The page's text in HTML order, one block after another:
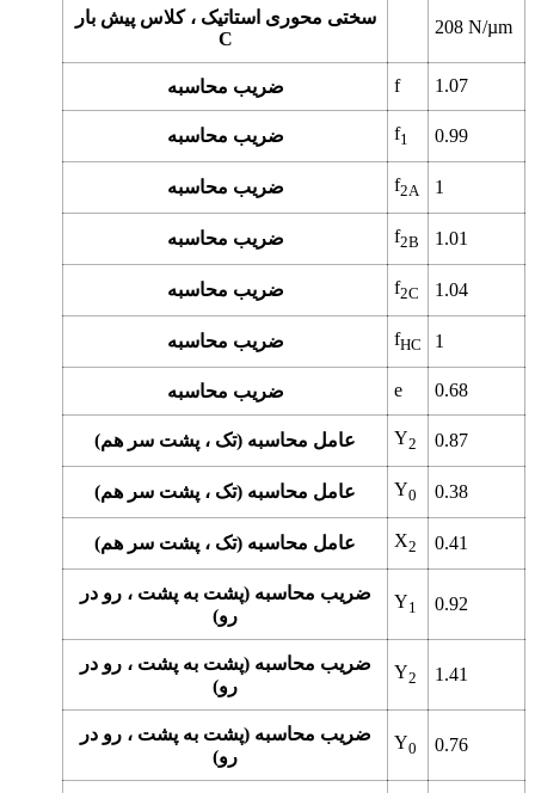
سختی محوری استاتیک ، کلاس پیش بار
C
208 N/µm
ضریب محاسبه f 1.07
ضریب محاسبه f1 0.99
ضریب محاسبه f2A 1
ضریب محاسبه f2B 1.01
ضریب محاسبه f2C 1.04
ضریب محاسبه fHC 1
ضریب محاسبه e 0.68
عامل محاسبه (تک ، پشت سر هم) Y2 0.87
عامل محاسبه (تک ، پشت سر هم) Y0 0.38
عامل محاسبه (تک ، پشت سر هم) X2 0.41
ضریب محاسبه (پشت به پشت ، رو در
رو)
Y1 0.92
ضریب محاسبه (پشت به پشت ، رو در
رو)
Y2 1.41
ضریب محاسبه (پشت به پشت ، رو در
رو)
Y0 0.76